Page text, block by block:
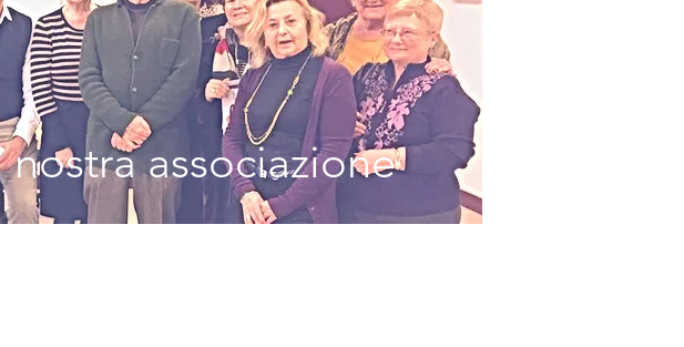
Levante
celebra i
vincitori della
59ª edizione
associazione